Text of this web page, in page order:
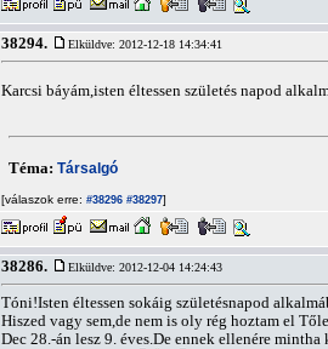
38294. Elküldve: 2012-12-18 14:34:41
Karcsi báyám,isten éltessen születés napod
Téma: Társalgó
[válaszok erre: #38296 #38297]
38286. Elküldve: 2012-12-04 14:24:43
Tóni!Isten éltessen sokáig születésnapod
Hiszed vagy sem,de nem is oly rég hoztam el
Dec 28.-án lesz 9. éves.De ennek ellenére